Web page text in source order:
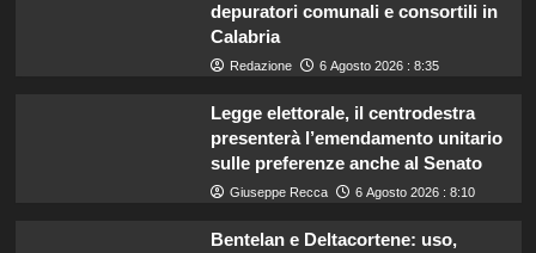
depuratori comunali e consortili in
Calabria
Redazione 6 Agosto 2026 : 8:35
Legge elettorale, il centrodestra
presenterà l’emendamento unitario
sulle preferenze anche al Senato
Giuseppe Recca 6 Agosto 2026 : 8:10
Bentelan e Deltacortene: uso,